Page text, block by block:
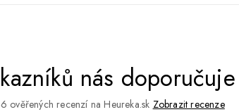
nás doporučuje
ověřených recenzí na Heureka.sk Zobrazit recenze